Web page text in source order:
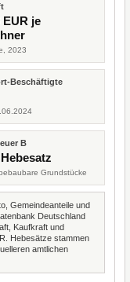
EUR je
2023
Beschäftigte
B
Grundstücke
Gemeindeanteile und
Deutschland
Kaufkraft und
Hebesätze stammen
amtlichen